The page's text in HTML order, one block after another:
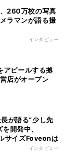
260万枚の写真
ラマンが語る撮
インタビュー
ピールする拠
店がオープン
が語る“少し先
開発中、
サイズFoveonは
インタビュー